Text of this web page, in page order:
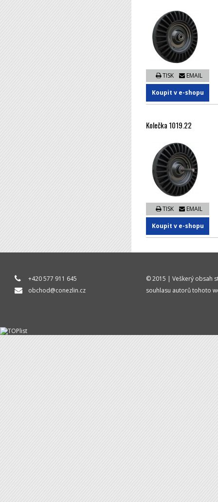
TISK EMAIL
Koupit v e-shopu
Kolečka 1019.22
TISK EMAIL
Koupit v e-shopu
+420 577 911 645
obchod@conezlin.cz
© 2015 | Veškerý obsah
souhlasu autorů tohoto